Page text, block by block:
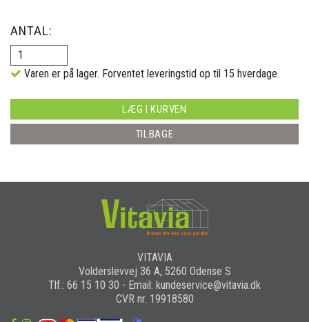
ANTAL:
Varen er på lager. Forventet leveringstid op til 15 hverdage.
LÆG I KURVEN
TILBAGE
VITAVIA
Volderslevvej 36 A, 5260 Odense S
Tlf.: 66 15 10 30 - Email: kundeservice@vitavia.dk
CVR nr. 19918580